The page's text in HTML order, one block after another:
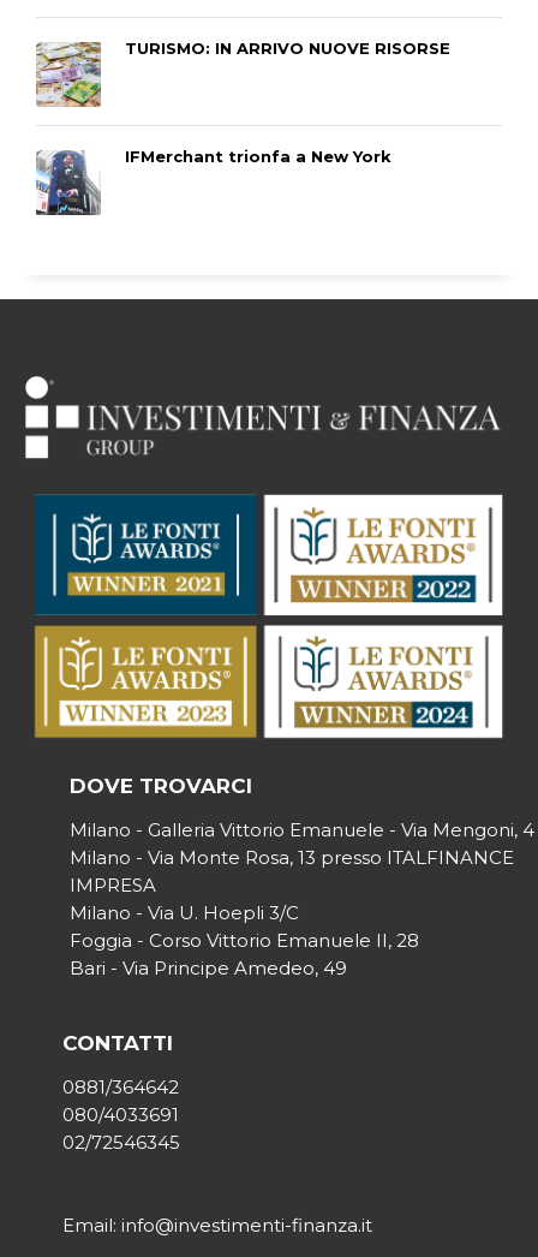
TURISMO: IN ARRIVO NUOVE RISORSE
IFMerchant trionfa a New York
DOVE TROVARCI
Milano - Galleria Vittorio Emanuele - Via Mengoni, 4
Milano - Via Monte Rosa, 13 presso ITALFINANCE
IMPRESA
Milano - Via U. Hoepli 3/C
Foggia - Corso Vittorio Emanuele II, 28
Bari - Via Principe Amedeo, 49
CONTATTI
0881/364642
080/4033691
02/72546345
Email: info@investimenti-finanza.it